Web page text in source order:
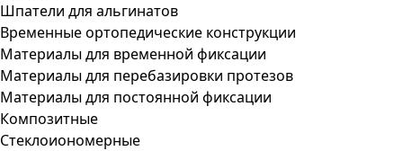
Шпатели для альгинатов
Временные ортопедические конструкции
Материалы для временной фиксации
Материалы для перебазировки протезов
Материалы для постоянной фиксации
Композитные
Стеклоиономерные